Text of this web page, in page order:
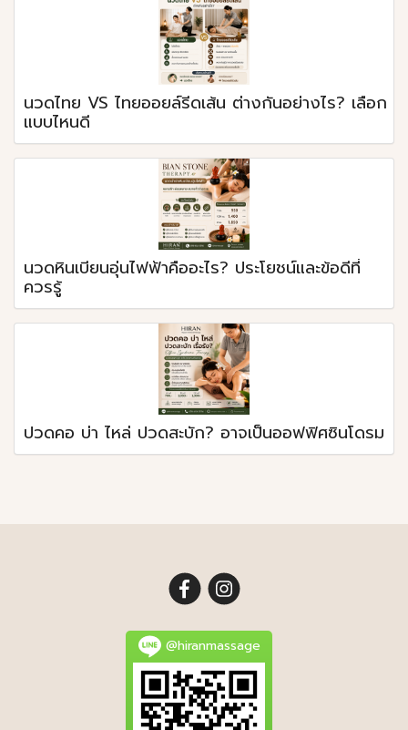
นวดไทย VS ไทยออยล์รีดเส้น ต่างกันอย่างไร? เลือก
แบบไหนดี
นวดหินเบียนอุ่นไฟฟ้าคืออะไร? ประโยชน์และข้อดีที่
ควรรู้
ปวดคอ บ่า ไหล่ ปวดสะบัก? อาจเป็นออฟฟิศซินโดรม
@hiranmassage